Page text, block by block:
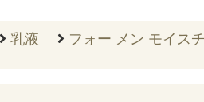
乳液 フォー メン モイス